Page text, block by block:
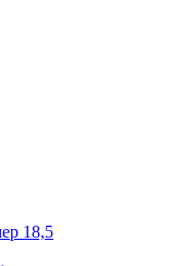
18,5